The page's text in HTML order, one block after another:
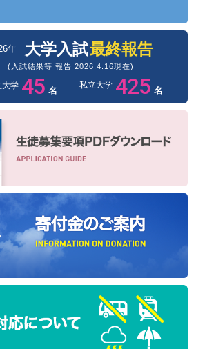
年 大学入試最終報告
(入試結果等 報告 2026.4.16現在)
大学 45 名
私立大学 425 名